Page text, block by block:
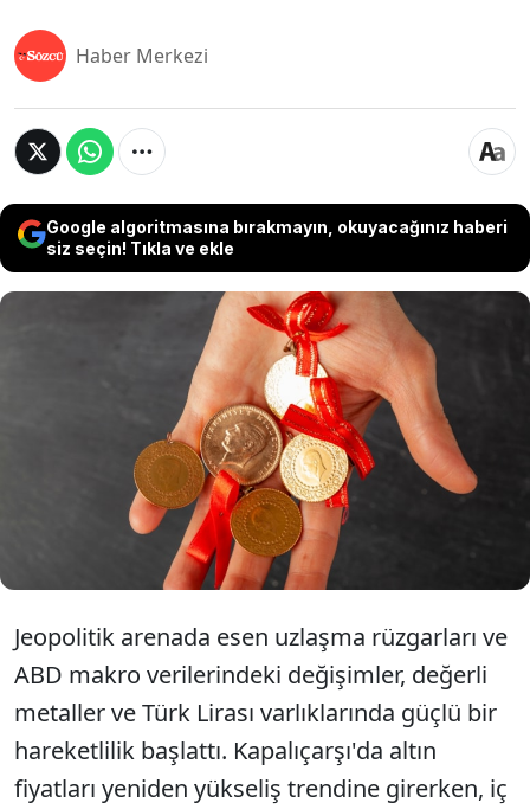
Haber Merkezi
Google algoritmasına bırakmayın, okuyacağınız haberi
siz seçin! Tıkla ve ekle
Hürmüz Boğazı'nda azalan gerilim ve düşen
tahvil faizleri altın fiyatlarına ivme kazandırdı.
Ons altın 4 bin 359 dolara, gram altın ise 6 bin
490 liraya tırmanırken; uzmanlar piyasanın
yönü için kritik FED toplantısına işaret ediyor.
Jeopolitik arenada esen uzlaşma rüzgarları ve
ABD makro verilerindeki değişimler, değerli
metaller ve Türk Lirası varlıklarında güçlü bir
hareketlilik başlattı. Kapalıçarşı'da altın
fiyatları yeniden yükseliş trendine girerken, iç